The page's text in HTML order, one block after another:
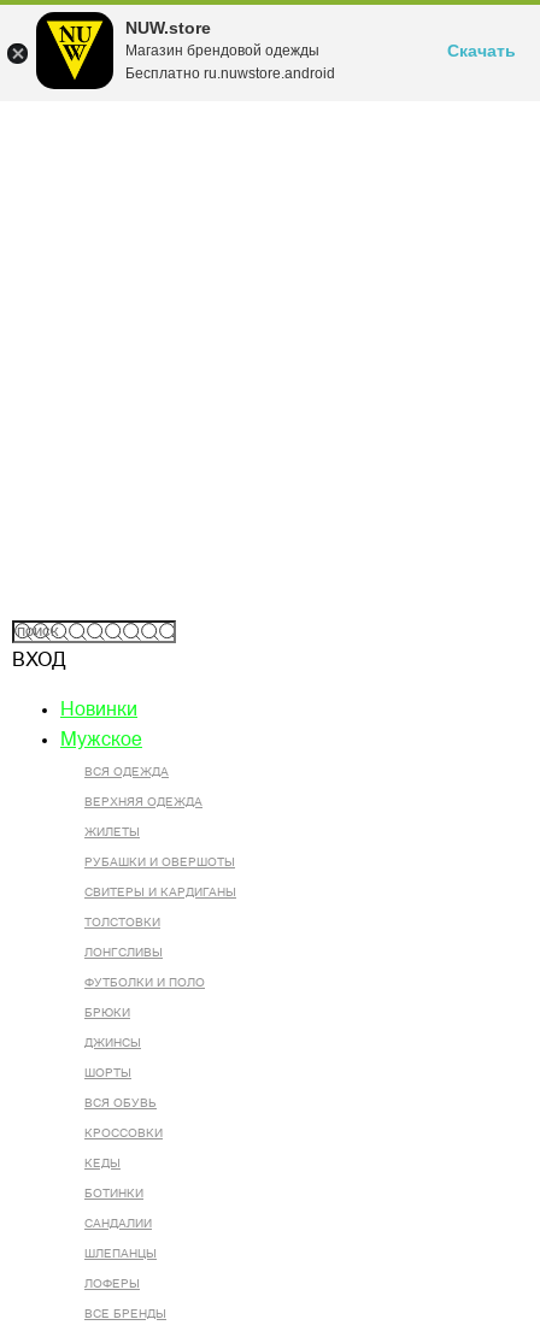
NUW.store
Магазин брендовой одежды
Бесплатно ru.nuwstore.android
Скачать
ВХОД
Новинки
Мужское
ВСЯ ОДЕЖДА
ВЕРХНЯЯ ОДЕЖДА
ЖИЛЕТЫ
РУБАШКИ И ОВЕРШОТЫ
СВИТЕРЫ И КАРДИГАНЫ
ТОЛСТОВКИ
ЛОНГСЛИВЫ
ФУТБОЛКИ И ПОЛО
БРЮКИ
ДЖИНСЫ
ШОРТЫ
ВСЯ ОБУВЬ
КРОССОВКИ
КЕДЫ
БОТИНКИ
САНДАЛИИ
ШЛЕПАНЦЫ
ЛОФЕРЫ
ВСЕ БРЕНДЫ